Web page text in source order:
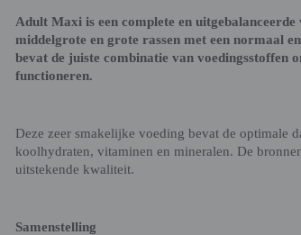
Adult Maxi is een complete en
middelgrote en grote rassen met een normaal
bevat de juiste combinatie van voedingsstoffen
functioneren.
Deze zeer smakelijke voeding bevat de optimale
koolhydraten, vitaminen en mineralen. De
uitstekende kwaliteit.
Samenstelling